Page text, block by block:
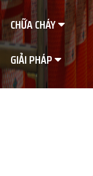
CHỮA CHÁY
GIẢI PHÁP